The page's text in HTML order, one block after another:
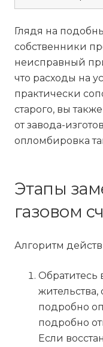
Глядя на
собственники
неисправный
что расходы на
практически
старого, вы
от завода-
опломбировка
Этапы
газовом
Алгоритм
Обратитесь
подробно
подробно
Если